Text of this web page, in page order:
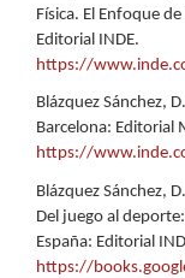
Física. El Enfoque
Editorial INDE.
https://
Blázquez Sánchez,
Barcelona: Editorial
https://
Blázquez Sánchez,
Del juego al
España: Editorial
https://